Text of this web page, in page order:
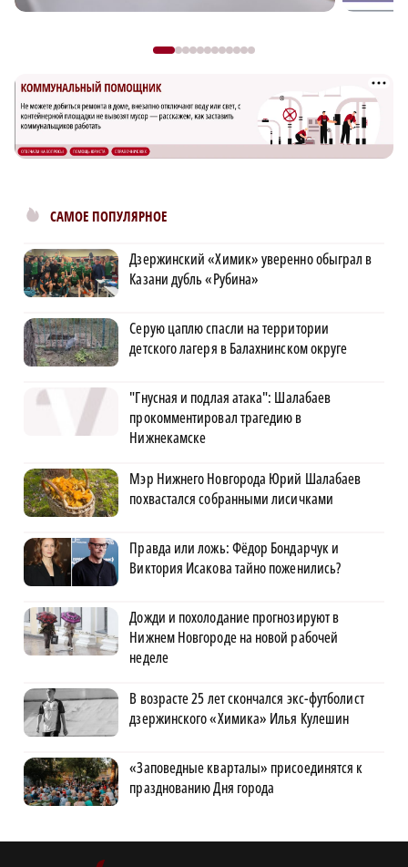
САМОЕ ПОПУЛЯРНОЕ
Дзержинский «Химик» уверенно обыграл в
Казани дубль «Рубина»
Серую цаплю спасли на территории
детского лагеря в Балахнинском округе
"Гнусная и подлая атака": Шалабаев
прокомментировал трагедию в
Нижнекамске
Мэр Нижнего Новгорода Юрий Шалабаев
похвастался собранными лисичками
Правда или ложь: Фёдор Бондарчук и
Виктория Исакова тайно поженились?
Дожди и похолодание прогнозируют в
Нижнем Новгороде на новой рабочей
неделе
В возрасте 25 лет скончался экс-футболист
дзержинского «Химика» Илья Кулешин
«Заповедные кварталы» присоединятся к
празднованию Дня города